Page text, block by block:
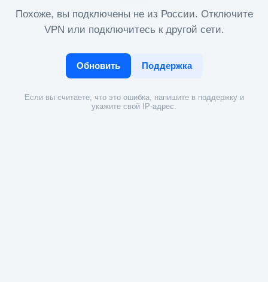
Похоже, вы подключены не из России. Отключите
VPN или подключитесь к другой сети.
Обновить Поддержка
Если вы считаете, что это ошибка, напишите в поддержку и
укажите свой IP-адрес.